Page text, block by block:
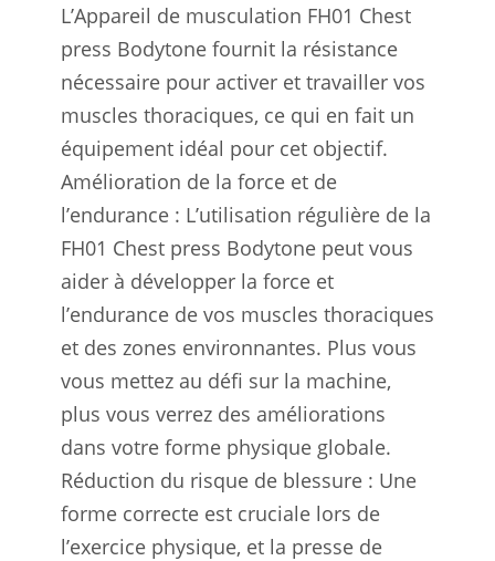
L’Appareil de musculation FH01 Chest
press Bodytone fournit la résistance
nécessaire pour activer et travailler vos
muscles thoraciques, ce qui en fait un
équipement idéal pour cet objectif.
Amélioration de la force et de
l’endurance : L’utilisation régulière de la
FH01 Chest press Bodytone peut vous
aider à développer la force et
l’endurance de vos muscles thoraciques
et des zones environnantes. Plus vous
vous mettez au défi sur la machine,
plus vous verrez des améliorations
dans votre forme physique globale.
Réduction du risque de blessure : Une
forme correcte est cruciale lors de
l’exercice physique, et la presse de